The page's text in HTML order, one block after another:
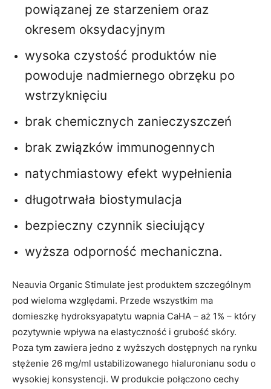
powiązanej ze starzeniem oraz
okresem oksydacyjnym
wysoka czystość produktów nie
powoduje nadmiernego obrzęku po
wstrzyknięciu
brak chemicznych zanieczyszczeń
brak związków immunogennych
natychmiastowy efekt wypełnienia
długotrwała biostymulacja
bezpieczny czynnik sieciujący
wyższa odporność mechaniczna.
Neauvia Organic Stimulate jest produktem szczególnym
pod wieloma względami. Przede wszystkim ma
domieszkę hydroksyapatytu wapnia CaHA – aż 1% – który
pozytywnie wpływa na elastyczność i grubość skóry.
Poza tym zawiera jedno z wyższych dostępnych na rynku
stężenie 26 mg/ml ustabilizowanego hialuronianu sodu o
wysokiej konsystencji. W produkcie połączono cechy